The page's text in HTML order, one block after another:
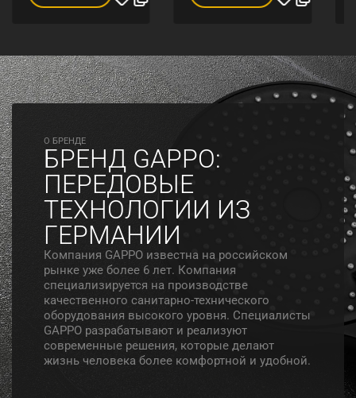
O БРЕНДЕ
БРЕНД GAPPO:
ПЕРЕДОВЫЕ
ТЕХНОЛОГИИ ИЗ
ГЕРМАНИИ
Компания GAPPO известна на российском
рынке уже более 6 лет. Компания
специализируется на производстве
качественного санитарно-технического
оборудования высокого уровня. Специалисты
GAPPO разрабатывают и реализуют
современные решения, которые делают
жизнь человека более комфортной и удобной.